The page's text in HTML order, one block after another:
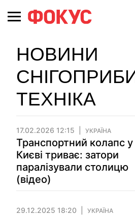
НОВИНИ
ТЕХНІКА
17.02.2026 12:15 УКРАЇНА
Транспортний колапс у
Києві триває: затори
паралізували столицю
(відео)
29.12.2025 18:20 УКРАЇНА